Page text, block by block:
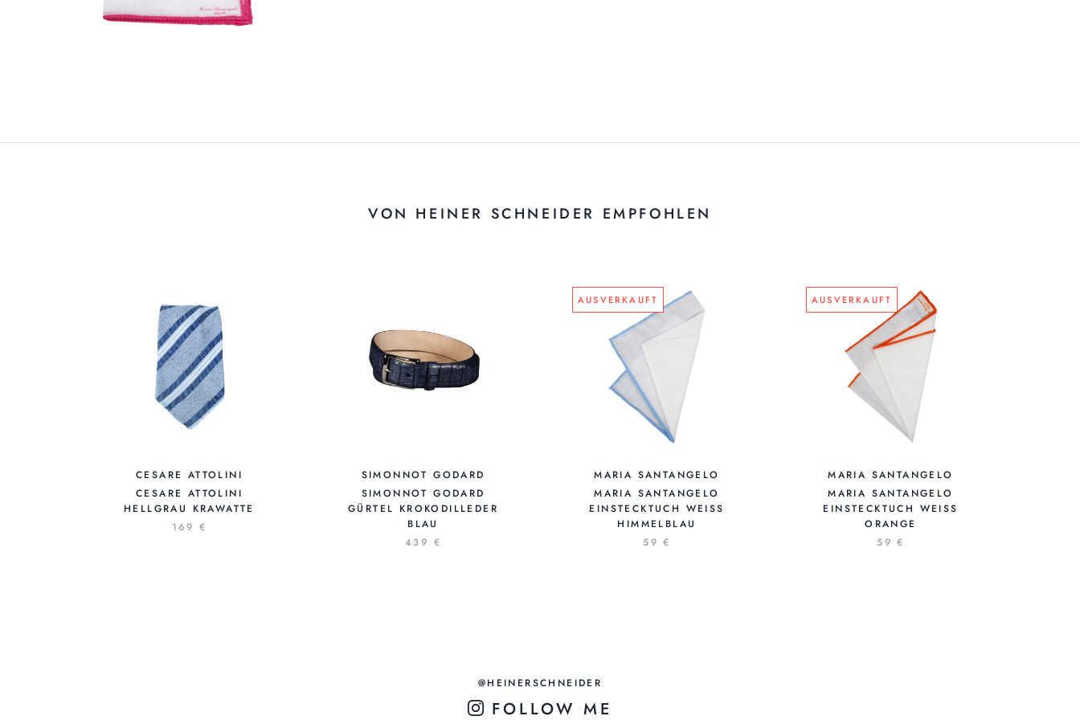
VON HEINER SCHNEIDER EMPFOHLEN
CESARE ATTOLINI
CESARE ATTOLINI
HELLGRAU KRAWATTE
169 €
SIMONNOT GODARD
SIMONNOT GODARD
GÜRTEL KROKODILLEDER
BLAU
439 €
AUSVERKAUFT
MARIA SANTANGELO
MARIA SANTANGELO
EINSTECKTUCH WEISS H
IMMELBLAU
59 €
AUSVERKAUFT
MARIA SANTANGELO
MARIA SANTANGELO
EINSTECKTUCH WEISS O
RANGE
59 €
@HEINERSCHNEIDER
FOLLOW ME